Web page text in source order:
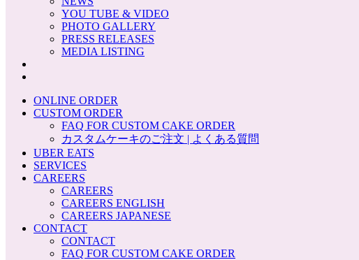
YOU TUBE & VIDEO
PHOTO GALLERY
PRESS RELEASES
MEDIA LISTING
ONLINE ORDER
CUSTOM ORDER
FAQ FOR CUSTOM CAKE ORDER
カスタムケーキのご注文 | よくある質問
UBER EATS
SERVICES
CAREERS
CAREERS
CAREERS ENGLISH
CAREERS JAPANESE
CONTACT
CONTACT
FAQ FOR CUSTOM CAKE ORDER